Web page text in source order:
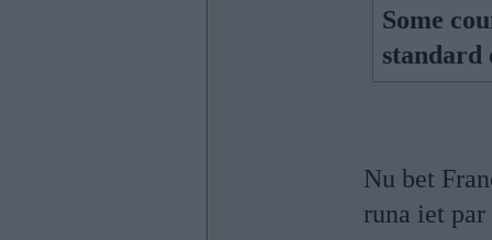
Some
standard
Nu bet
runa iet